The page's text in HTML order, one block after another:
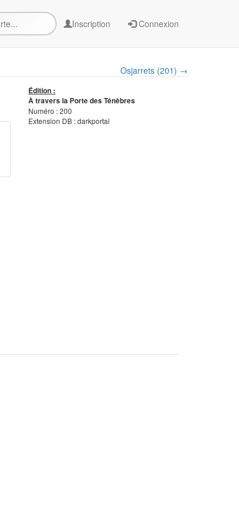
Inscription Connexion
Osjarrets (201) →
Édition :
À travers la Porte des Ténèbres
Numéro : 200
Extension DB : darkportal